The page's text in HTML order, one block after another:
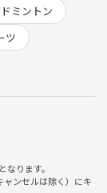
ージが届いてるの
ミントン
ツ
ります。
ャンセルは除く）にキ